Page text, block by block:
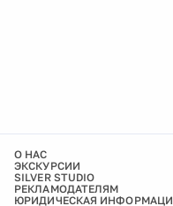
О НАС
ЭКСКУРСИИ
SILVER STUDIO
РЕКЛАМОДАТЕЛЯМ
ЮРИДИЧЕСКАЯ